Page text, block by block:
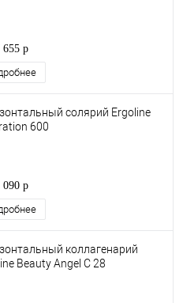
655 р
солярий Ergoline
600
090 р
коллагенарий
Beauty Angel C 28